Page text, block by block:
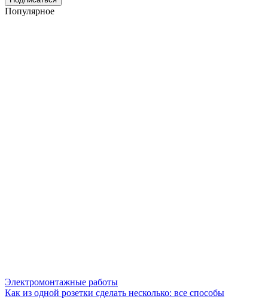
Популярное
Электромонтажные работы
Как из одной розетки сделать несколько: все способы